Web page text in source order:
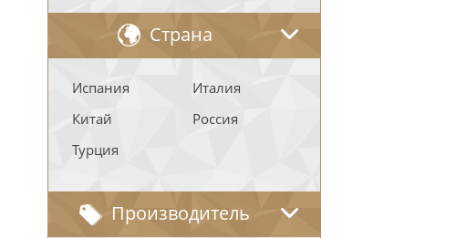
Страна
Испания
Италия
Китай
Россия
Турция
Производитель